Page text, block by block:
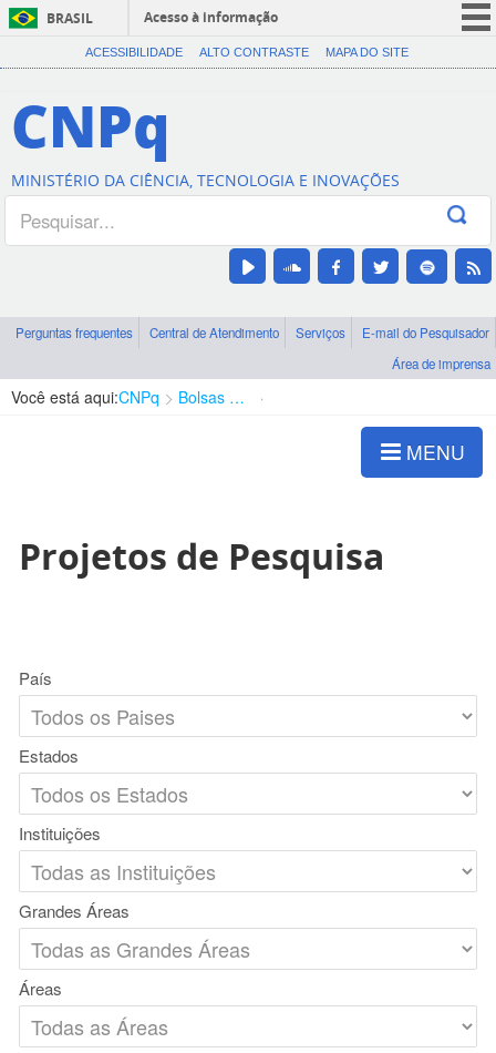
BRASIL
Acesso à informação
CORONAVÍRUS (COVID-19)
Canais
ACESSIBILIDADE ALTO CONTRASTE MAPA DO SITE
CNPq
MINISTÉRIO DA CIÊNCIA, TECNOLOGIA E INOVAÇÕES
Perguntas frequentes Central de Atendimento Serviços
E-mail do Pesquisador
Área de imprensa
Você está aqui:CNPq Bolsas e Auxílios Vigentes
MENU
Projetos de Pesquisa
País
Estados
Instituições
Grandes Áreas
Áreas